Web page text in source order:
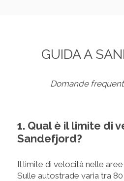
GUIDA A
Domande
1. Qual è il limite di
Sandefjord?
Il limite di velocità nelle
Sulle autostrade varia tra